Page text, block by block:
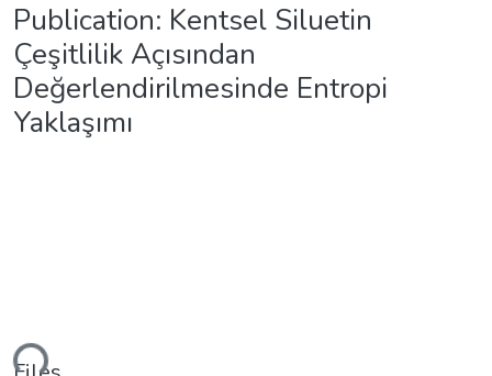
Publication: Kentsel Siluetin
Çeşitlilik Açısından
Değerlendirilmesinde Entropi
Yaklaşımı